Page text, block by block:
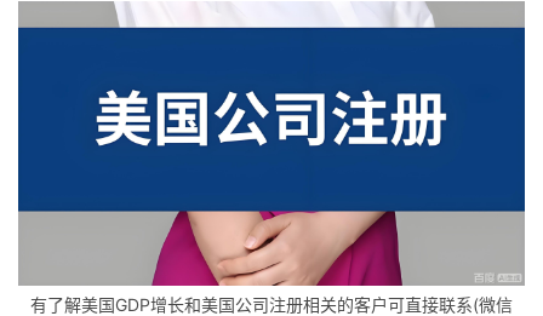
有了解美国GDP增长和美国公司注册相关的客户可直接联系(微信